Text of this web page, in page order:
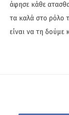
άφησε κάθε
τα καλά στο ρόλο
είναι να τη δούμε